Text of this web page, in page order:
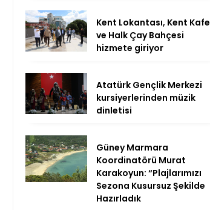
Kent Lokantası, Kent Kafe
ve Halk Çay Bahçesi
hizmete giriyor
Atatürk Gençlik Merkezi
kursiyerlerinden müzik
dinletisi
Güney Marmara
Koordinatörü Murat
Karakoyun: “Plajlarımızı
Sezona Kusursuz Şekilde
Hazırladık